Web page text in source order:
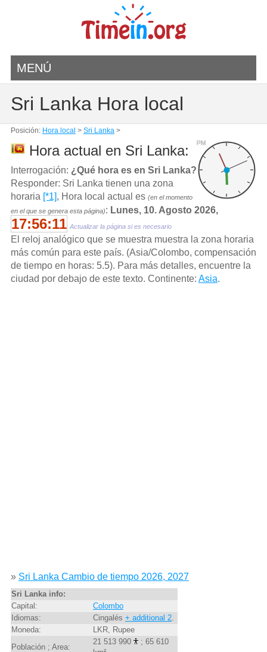
MENÚ
Sri Lanka Hora local
Posición: Hora local > Sri Lanka>
PM
Hora actual en Sri Lanka:
Interrogación: ¿Qué hora es en Sri Lanka?
Responder: Sri Lanka tienen una zona
horaria [*1], Hora local actual es (en el momento
en el que se genera esta página): Lunes, 10. Agosto 2026,
17:56:11 Actualizar la página si es necesario
El reloj analógico que se muestra muestra la zona horaria
más común para este país. (Asia/Colombo, compensación
de tiempo en horas: 5.5). Para más detalles, encuentre la
ciudad por debajo de este texto. Continente: Asia.
» Sri Lanka Cambio de tiempo 2026, 2027
Sri Lanka info:
Capital:
Colombo
Idiomas:
Cingalés + additional 2.
Moneda:
LKR, Rupee
Población ; Area:
21 513 990
; 65 610